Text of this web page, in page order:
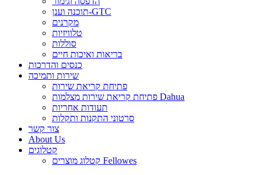
תוכנה וענן-GTC
מקרנים
טלוויזיות
סוללות
בריאות ואיכות חיים
כנסים והדרכות
שירות ותמיכה
פתיחת קריאת שירות
פתיחת קריאת שירות מצלמות Dahua
תעודות אחריות
סרטוני התקנות ותקלות
צור קשר
About Us
קטלוגים
קטלוג מוצרים Fellowes